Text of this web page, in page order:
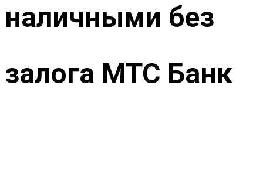
наличными без
залога МТС Банк